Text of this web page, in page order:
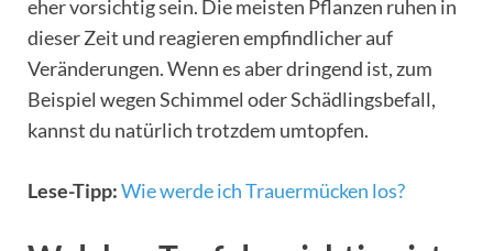
eher vorsichtig sein. Die meisten Pflanzen ruhen in
dieser Zeit und reagieren empfindlicher auf
Veränderungen. Wenn es aber dringend ist, zum
Beispiel wegen Schimmel oder Schädlingsbefall,
kannst du natürlich trotzdem umtopfen.
Lese-Tipp:Wie werde ich Trauermücken los?